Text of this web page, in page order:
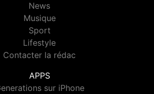
News
Musique
Sport
Lifestyle
Contacter la rédac
APPS
sur iPhone